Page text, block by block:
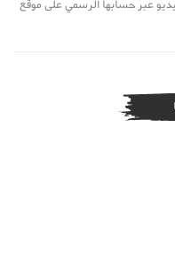
عبر حسابها الرسمي على موقع